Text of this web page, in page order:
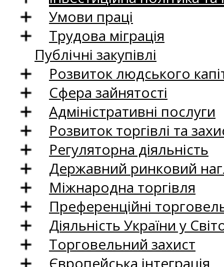
Умови праці
Трудова міграція
Публічні закупівлі
Розвиток людського
Сфера зайнятості
Адміністративні послуги
Розвиток торгівлі та
Регуляторна діяльність
Державний ринковий
Міжнародна торгівля
Преференційні
Діяльність України у
Торговельний захист
Європейська інтеграція